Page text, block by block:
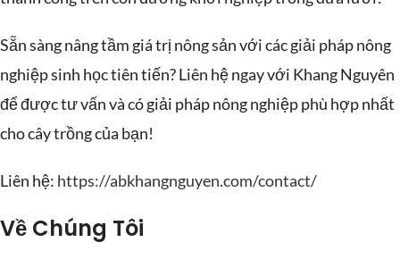
Sẵn sàng nâng tầm giá trị nông sản với các giải pháp nông
nghiệp sinh học tiên tiến? Liên hệ ngay với Khang Nguyên
để được tư vấn và có giải pháp nông nghiệp phù hợp nhất
cho cây trồng của bạn!
Liên hệ: https://abkhangnguyen.com/contact/
Về Chúng Tôi